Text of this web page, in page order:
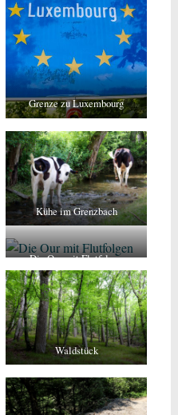
Grenze zu Luxembourg
Kühe im Grenzbach
Die Our mit Flutfolgen
Waldstück